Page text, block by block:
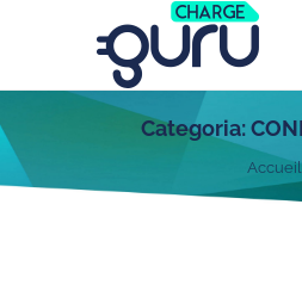
Categoria:
Accueil